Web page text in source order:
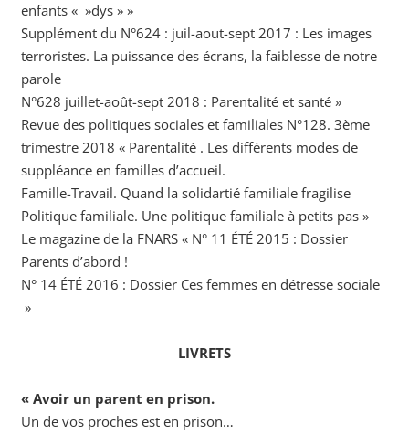
enfants « »dys » »
Supplément du N°624 : juil-aout-sept 2017 : Les images
terroristes. La puissance des écrans, la faiblesse de notre
parole
N°628 juillet-août-sept 2018 : Parentalité et santé »
Revue des politiques sociales et familiales N°128. 3ème
trimestre 2018 « Parentalité . Les différents modes de
suppléance en familles d’accueil.
Famille-Travail. Quand la solidartié familiale fragilise
Politique familiale. Une politique familiale à petits pas »
Le magazine de la FNARS « N° 11 ÉTÉ 2015 : Dossier
Parents d’abord !
N° 14 ÉTÉ 2016 : Dossier Ces femmes en détresse sociale
»
LIVRETS
« Avoir un parent en prison.
Un de vos proches est en prison…